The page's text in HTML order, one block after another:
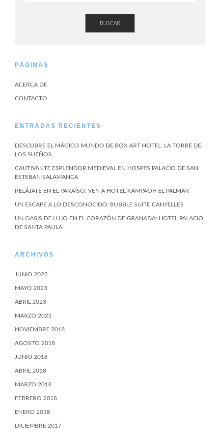
BUSCAR
PÁGINAS
ACERCA DE
CONTACTO
ENTRADAS RECIENTES
DESCUBRE EL MÁGICO MUNDO DE BOX ART HOTEL: LA TORRE DE
LOS SUEÑOS.
CAUTIVANTE ESPLENDOR MEDIEVAL EN HOSPES PALACIO DE SAN
ESTEBAN SALAMANCA
RELÁJATE EN EL PARAÍSO: VEN A HOTEL KAMPAOH EL PALMAR
UN ESCAPE A LO DESCONOCIDO: BUBBLE SUITE CANYELLES
UN OASIS DE LUJO EN EL CORAZÓN DE GRANADA: HOTEL PALACIO
DE SANTA PAULA
ARCHIVOS
JUNIO 2023
MAYO 2023
ABRIL 2023
MARZO 2023
NOVIEMBRE 2018
AGOSTO 2018
JUNIO 2018
ABRIL 2018
MARZO 2018
FEBRERO 2018
ENERO 2018
DICIEMBRE 2017